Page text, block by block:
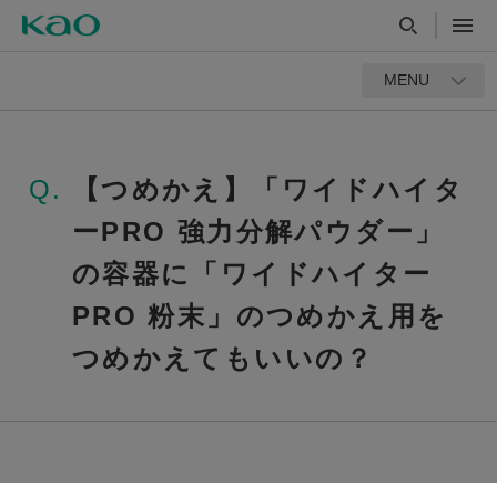
MENU
Q.
【つめかえ】「ワイドハイタ
ーPRO 強力分解パウダー」
の容器に「ワイドハイター
PRO 粉末」のつめかえ用を
つめかえてもいいの？